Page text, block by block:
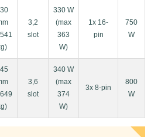
3,2
slot
330 W
(max
363
W)
1x 16-
pin
750
W
3,6
slot
340 W
(max
374
W)
3x 8-pin
800
W